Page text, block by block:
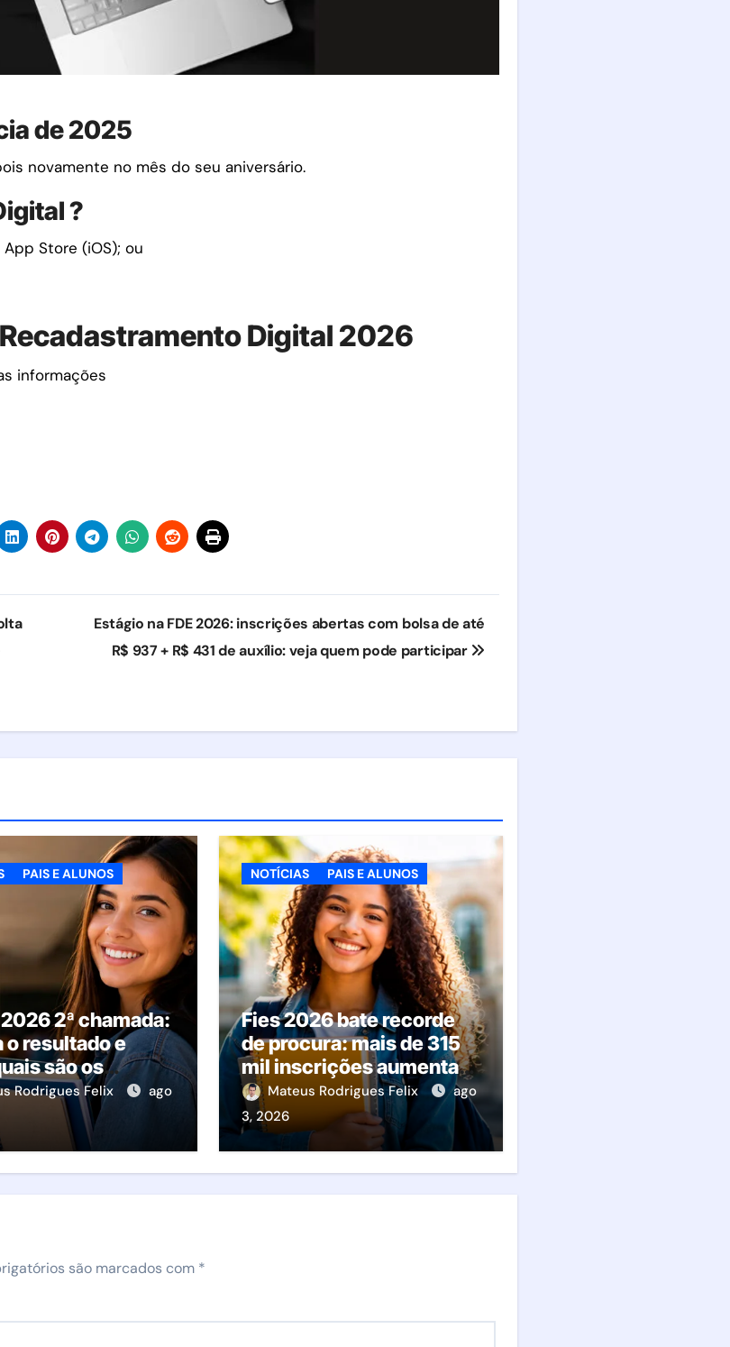
de 2025
novamente no mês do seu aniversário.
?
App Store (iOS); ou
Digital 2026
informações
Estágio na FDE 2026: inscrições abertas com bolsa de até
R$ 937 + R$ 431 de auxílio: veja quem pode participar
PAIS E ALUNOS
2ª chamada:
resultado e
são os
passos
Rodrigues Felix
ago
NOTÍCIAS PAIS E ALUNOS
Fies 2026 bate recorde
de procura: mais de 315
mil inscrições aumentam
disputa pelas vagas; veja
o que acontece agora
Mateus Rodrigues Felix
ago
3, 2026
são marcados com *